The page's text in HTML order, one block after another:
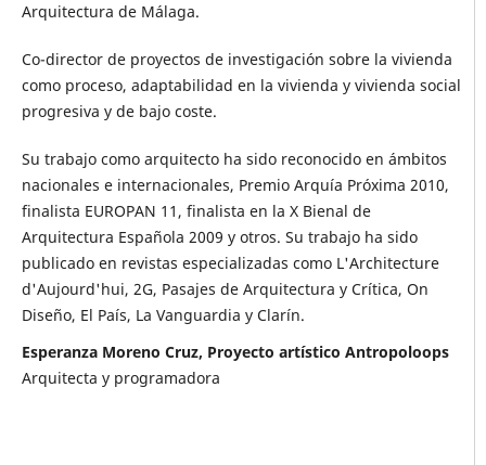
Arquitectura de Málaga.
Co-director de proyectos de investigación sobre la vivienda
como proceso, adaptabilidad en la vivienda y vivienda social
progresiva y de bajo coste.
Su trabajo como arquitecto ha sido reconocido en ámbitos
nacionales e internacionales, Premio Arquía Próxima 2010,
finalista EUROPAN 11, finalista en la X Bienal de
Arquitectura Española 2009 y otros. Su trabajo ha sido
publicado en revistas especializadas como L'Architecture
d'Aujourd'hui, 2G, Pasajes de Arquitectura y Crítica, On
Diseño, El País, La Vanguardia y Clarín.
Esperanza Moreno Cruz, Proyecto artístico Antropoloops
Arquitecta y programadora